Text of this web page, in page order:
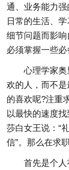
通、业务能力
日常的生活、
细节问题而影
必须掌握一些必
心理学家
欢的人，而不
的喜欢呢?注重
以最快的速度
莎白女王说：“
信”。那么在求
首先是个